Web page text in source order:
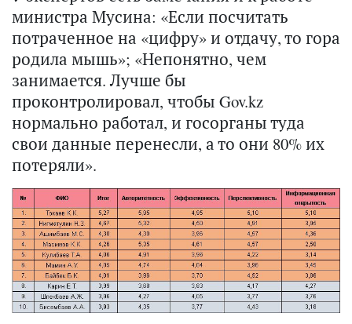
министра Мусина: «Если посчитать
потраченное на «цифру» и отдачу, то гора
родила мышь»; «Непонятно, чем
занимается. Лучше бы
проконтролировал, чтобы Gov.kz
нормально работал, и госорганы туда
свои данные перенесли, а то они 80% их
потеряли».